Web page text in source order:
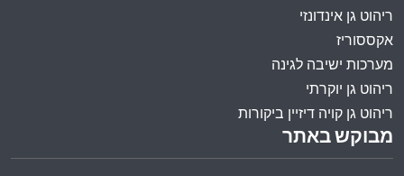
מבוקש באתר
ריהוט גן אינדונזי
אקססוריז
מערכות ישיבה לגינה
ריהוט גן יוקרתי
ריהוט גן קויה דיזיין ביקורות